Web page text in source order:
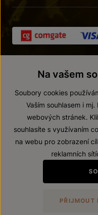
© 2026
Zákaz prodeje
Na vašem
Soubory cookies
Vaším souhlasem i
webových stránek.
souhlasíte s využívaním
na webu pro zobrazení
reklamních
PŘIJMOUT